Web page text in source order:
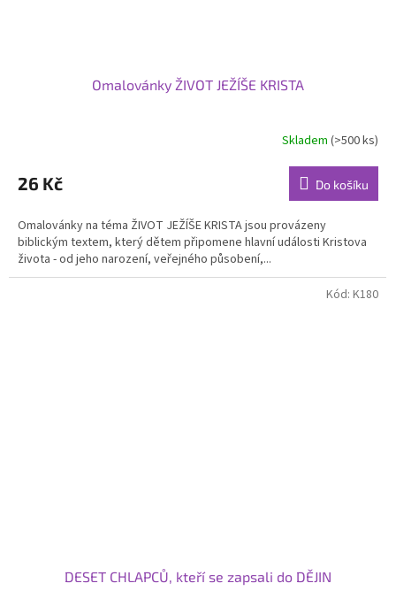
Omalovánky ŽIVOT JEŽÍŠE KRISTA
Skladem (>500 ks)
26 Kč Do košíku
Omalovánky na téma ŽIVOT JEŽÍŠE KRISTA jsou provázeny
biblickým textem, který dětem připomene hlavní události Kristova
života - od jeho narození, veřejného působení,...
DESET CHLAPCŮ, kteří se zapsali do DĚJIN
Kód: K180